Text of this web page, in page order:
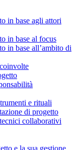
in base agli attori
in base al focus
in base all’ambito di
e rituali
di progetto
collaborativi
e la sua gestione